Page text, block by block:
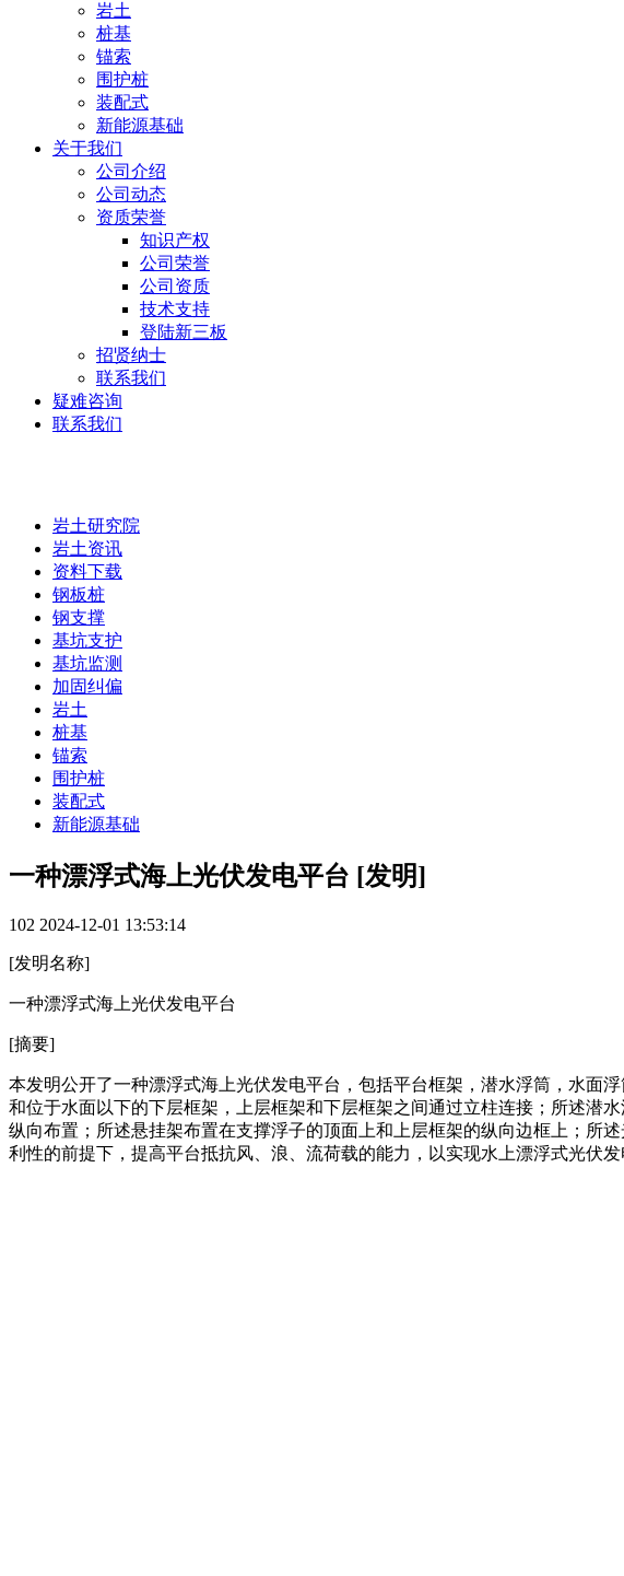
岩土
桩基
锚索
围护桩
装配式
新能源基础
关于我们
公司介绍
公司动态
资质荣誉
知识产权
公司荣誉
公司资质
技术支持
登陆新三板
招贤纳士
联系我们
疑难咨询
联系我们
岩土研究院
岩土资讯
资料下载
钢板桩
钢支撑
基坑支护
基坑监测
加固纠偏
岩土
桩基
锚索
围护桩
装配式
新能源基础
一种漂浮式海上光伏发电平台 [发明]
102 2024-12-01 13:53:14
[发明名称]
一种漂浮式海上光伏发电平台
[摘要]
本发明公开了一种漂浮式海上光伏发电平台，包括平台框架，潜水浮筒，水面
和位于水面以下的下层框架，上层框架和下层框架之间通过立柱连接；所述潜
纵向布置；所述悬挂架布置在支撑浮子的顶面上和上层框架的纵向边框上；所
利性的前提下，提高平台抵抗风、浪、流荷载的能力，以实现水上漂浮式光伏发